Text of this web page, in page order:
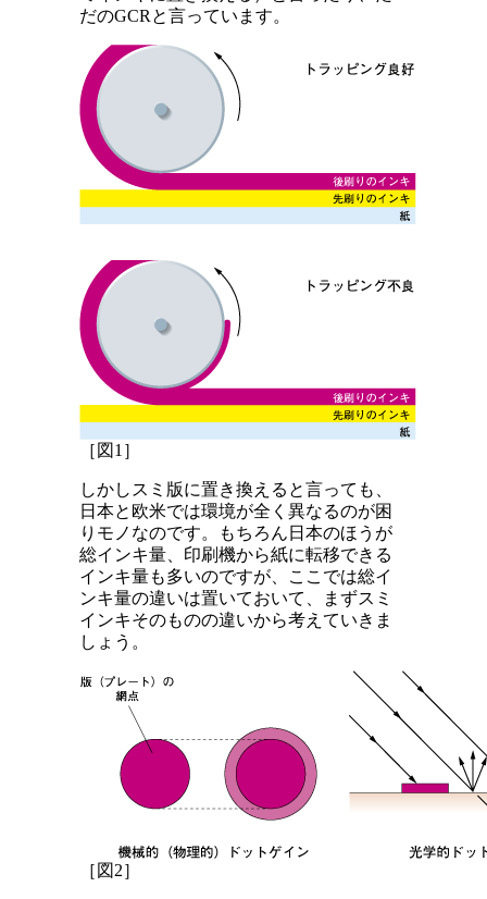
だのGCRと言っています。
［図1］
しかしスミ版に置き換えると言っても、
日本と欧米では環境が全く異なるのが困
りモノなのです。もちろん日本のほうが
総インキ量、印刷機から紙に転移できる
インキ量も多いのですが、ここでは総イ
ンキ量の違いは置いておいて、まずスミ
インキそのものの違いから考えていきま
しょう。
［図2］